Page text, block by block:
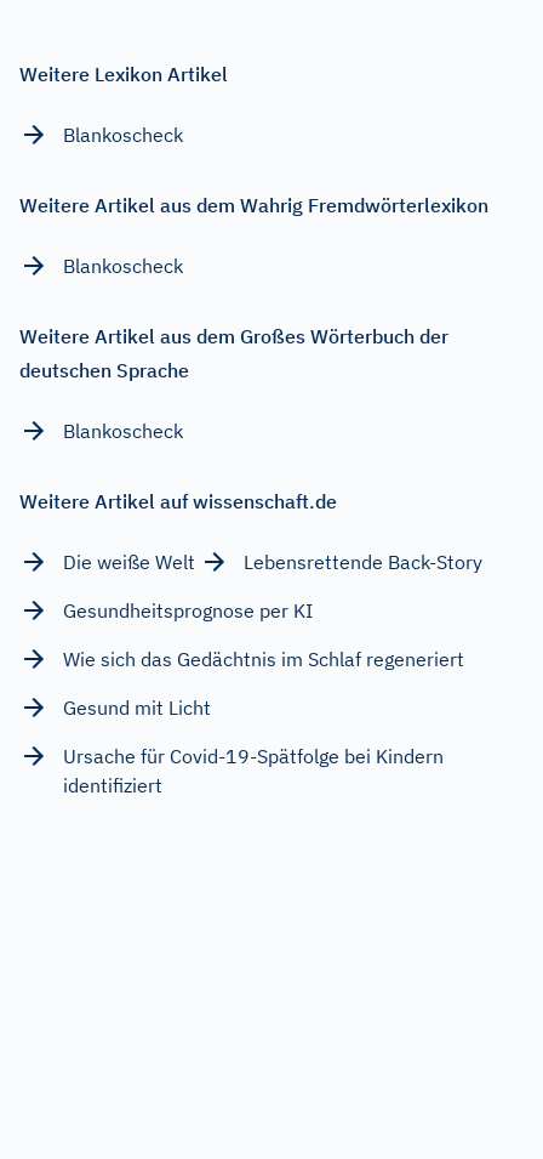
Weitere Lexikon Artikel
Blankoscheck
Weitere Artikel aus dem Wahrig Fremdwörterlexikon
Blankoscheck
Weitere Artikel aus dem Großes Wörterbuch der
deutschen Sprache
Blankoscheck
Weitere Artikel auf wissenschaft.de
Die weiße Welt
Lebensrettende Back-Story
Gesundheitsprognose per KI
Wie sich das Gedächtnis im Schlaf regeneriert
Gesund mit Licht
Ursache für Covid-19-Spätfolge bei Kindern
identifiziert